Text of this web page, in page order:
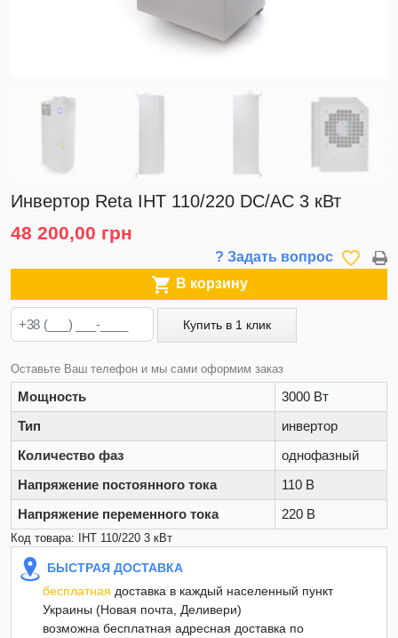
Инвертор Reta ІНТ 110/220 DC/AC 3 кВт
48 200,00 грн
? Задать вопрос favorite_border
 В корзину
Купить в 1 клик
Оставьте Ваш телефон и мы сами оформим заказ
Мощность
3000 Вт
Тип
инвертор
Количество фаз
однофазный
Напряжение постоянного тока
110 В
Напряжение переменного тока
220 В
Код товара: ІНТ 110/220 3 кВт
БЫСТРАЯ ДОСТАВКА
бесплатная доставка в каждый населенный пункт
Украины (Новая почта, Деливери)
возможна бесплатная адресная доставка по